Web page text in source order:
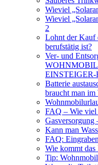
Wieviel
Wieviel
2
Lohnt der Kauf
berufstätig ist?
Ver- und
EINSTEIGER-
Batterie
braucht man
FAQ – Wie viel
Gasversorgung
Kann man
FAQ:
Wie kommt
Tip: